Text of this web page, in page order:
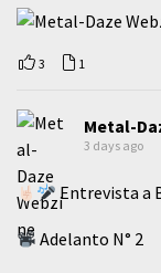
3 1
Metal-
3 days ago
Entrevista a
Adelanto N° 2